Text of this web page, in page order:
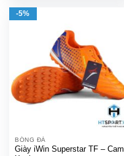
-5%
BÓNG ĐÁ
Giày iWin Superstar TF – Cam